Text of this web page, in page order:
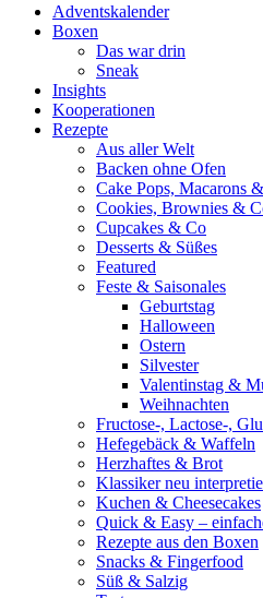
Adventskalender
Boxen
Das war drin
Sneak
Insights
Kooperationen
Rezepte
Aus aller Welt
Backen ohne Ofen
Cake Pops, Macarons
Cookies, Brownies &
Cupcakes & Co
Desserts & Süßes
Featured
Feste & Saisonales
Geburtstag
Halloween
Ostern
Silvester
Valentinstag &
Weihnachten
Fructose-, Lactose-,
Hefegebäck & Waffeln
Herzhaftes & Brot
Klassiker neu
Kuchen & Cheesecakes
Quick & Easy –
Rezepte aus den Boxen
Snacks & Fingerfood
Süß & Salzig